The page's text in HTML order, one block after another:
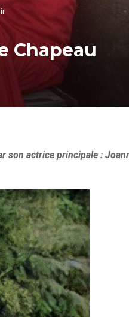
Chapeau
son actrice principale :